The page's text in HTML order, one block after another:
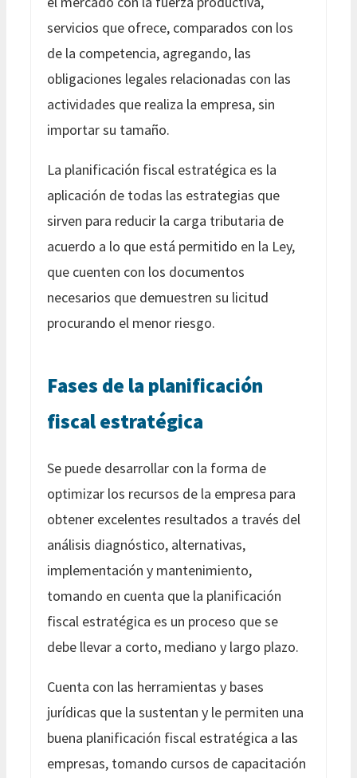
servicios que ofrece, comparados con los
de la competencia, agregando, las
obligaciones legales relacionadas con las
actividades que realiza la empresa, sin
importar su tamaño.
La planificación fiscal estratégica es la
aplicación de todas las estrategias que
sirven para reducir la carga tributaria de
acuerdo a lo que está permitido en la Ley,
que cuenten con los documentos
necesarios que demuestren su licitud
procurando el menor riesgo.
Fases de la planificación
fiscal estratégica
Se puede desarrollar con la forma de
optimizar los recursos de la empresa para
obtener excelentes resultados a través del
análisis diagnóstico, alternativas,
implementación y mantenimiento,
tomando en cuenta que la planificación
fiscal estratégica es un proceso que se
debe llevar a corto, mediano y largo plazo.
Cuenta con las herramientas y bases
jurídicas que la sustentan y le permiten una
buena planificación fiscal estratégica a las
empresas, tomando cursos de capacitación